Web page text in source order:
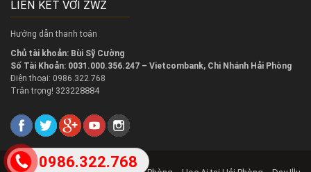
LIÊN KẾT VỚI ZWZ
Hướng dẫn thanh toán
Chủ tài khoản: Bùi Sỹ Cường
Số Tài Khoản: 0031.000.356.247 – Vietcombank, Chi Nhánh Hải Phòng
Điện thoại: 0986.322.768
Trân trọng! 323228884
2018 @Copy right
0986.322.768